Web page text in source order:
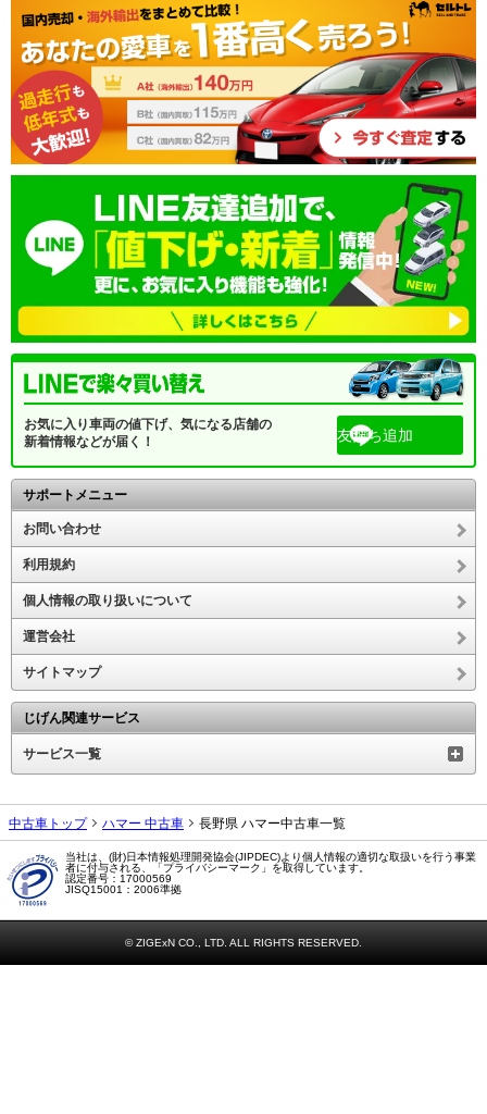
お気に入り車両の値下げ、気になる店舗の
新着情報などが届く！
友だち追加
サポートメニュー
お問い合わせ
利用規約
個人情報の取り扱いについて
運営会社
サイトマップ
じげん関連サービス
サービス一覧
中古車トップ ハマー 中古車 長野県 ハマー中古車一覧
当社は、(財)日本情報処理開発協会(JIPDEC)より個人情報の適切な取扱いを行う事業
者に付与される、「プライバシーマーク」を取得しています。
認定番号：17000569
JISQ15001：2006準拠
© ZIGExN CO., LTD. ALL RIGHTS RESERVED.